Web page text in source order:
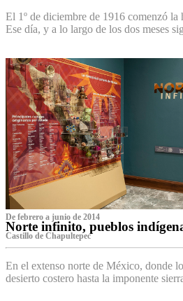
El 1º de diciembre de 1916 comenzó
Ese día, y a lo largo de los dos meses
De febrero a junio de 2014
Norte infinito, pueblos
Castillo de Chapultepec
En el extenso norte de México, donde
desierto costero hasta la imponente